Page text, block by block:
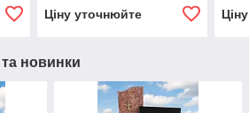
Ціну уточнюйте
та новинки